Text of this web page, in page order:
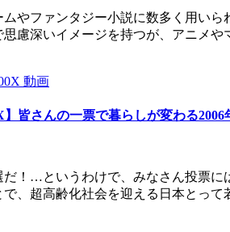
思慮深いイメージを持つが、アニメ
動画
】皆さんの一票で暮らしが変わる
、超高齢化社会を迎える日本とっ